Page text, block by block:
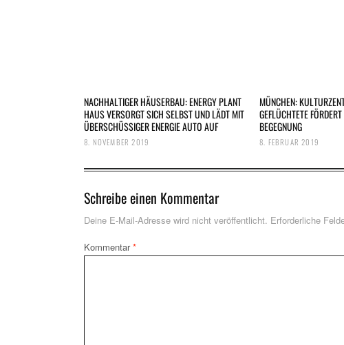
NACHHALTIGER HÄUSERBAU: ENERGY PLANT
HAUS VERSORGT SICH SELBST UND LÄDT MIT
ÜBERSCHÜSSIGER ENERGIE AUTO AUF
8. NOVEMBER 2019
MÜNCHEN:
GEFLÜCHTETE
BEGEGNUNG
8. FEBRUAR 2019
Schreibe einen Kommentar
Deine E-Mail-Adresse wird nicht veröffentlicht. Erforderliche
Kommentar*